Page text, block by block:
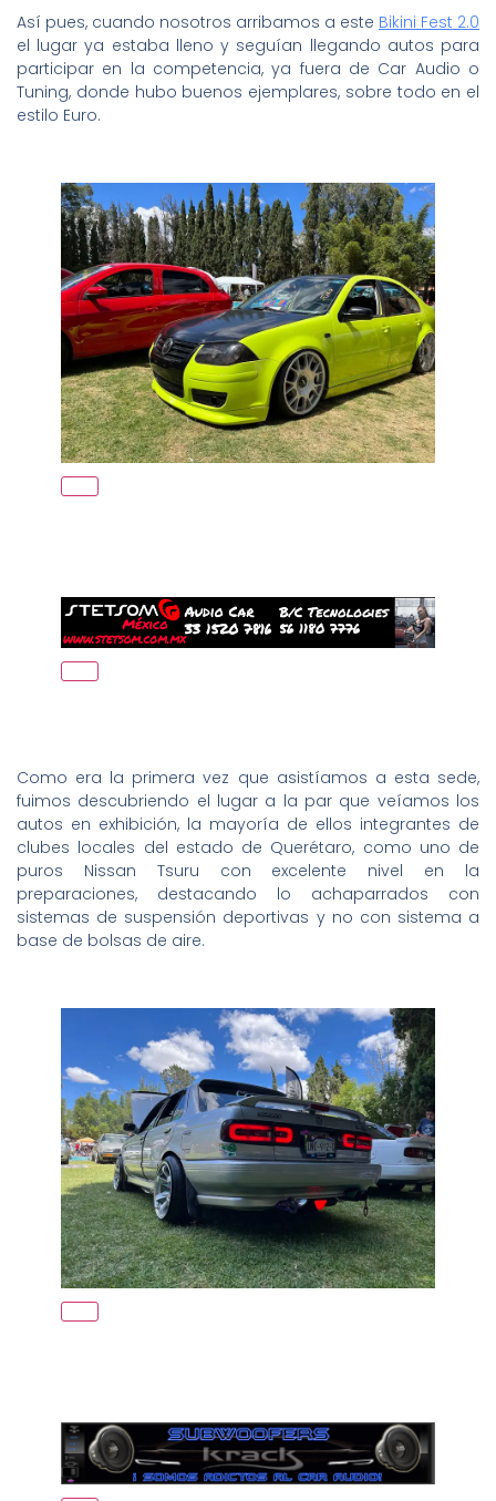
Así pues, cuando nosotros arribamos a este Bikini Fest 2.0
el lugar ya estaba lleno y seguían llegando autos para
participar en la competencia, ya fuera de Car Audio o
Tuning, donde hubo buenos ejemplares, sobre todo en el
estilo Euro.
Como era la primera vez que asistíamos a esta sede,
fuimos descubriendo el lugar a la par que veíamos los
autos en exhibición, la mayoría de ellos integrantes de
clubes locales del estado de Querétaro, como uno de
puros Nissan Tsuru con excelente nivel en la
preparaciones, destacando lo achaparrados con
sistemas de suspensión deportivas y no con sistema a
base de bolsas de aire.